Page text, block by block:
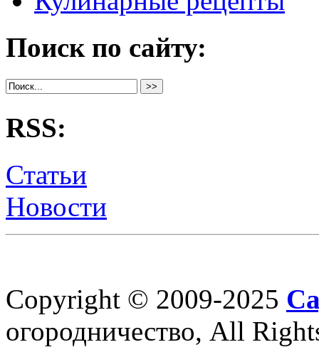
Поиск по сайту:
RSS:
Статьи
Новости
Copyright © 2009-2025
огородничество, All